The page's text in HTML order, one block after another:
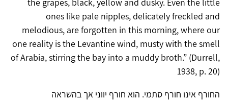
the grapes, black, yellow and dusky. Even the little
ones like pale nipples, delicately freckled and
melodious, are forgotten in this morning, where our
one reality is the Levantine wind, musty with the smell
of Arabia, stirring the bay into a muddy broth.” (Durrell,
1938, p. 20)
החורף אינו חורף סתמי. הוא חורף יווני אך בהשראה